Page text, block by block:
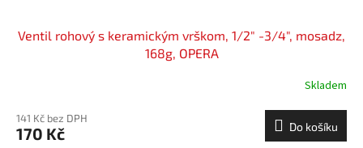
Ventil rohový s keramickým vrškom, 1/2" -3/4", mosadz,
168g, OPERA
Skladem
141 Kč bez DPH
170 Kč Do košíku